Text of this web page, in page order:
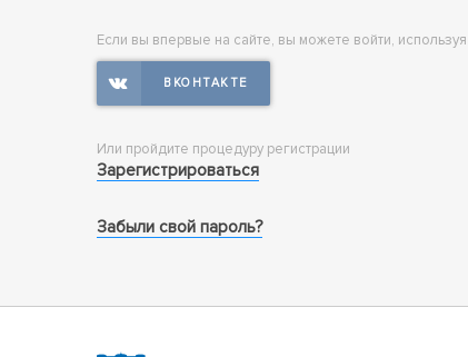
Если вы впервые на сайте, вы можете войти,
Или пройдите процедуру регистрации
Зарегистрироваться
Забыли свой пароль?